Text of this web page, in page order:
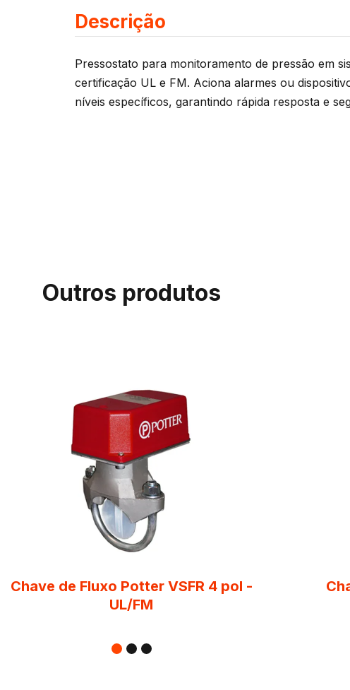
Descrição
Pressostato para monitoramento de pressão em
certificação UL e FM. Aciona alarmes ou
níveis específicos, garantindo rápida resposta e
Outros produtos
Chave de Fluxo Potter VSFR 4 pol -
UL/FM